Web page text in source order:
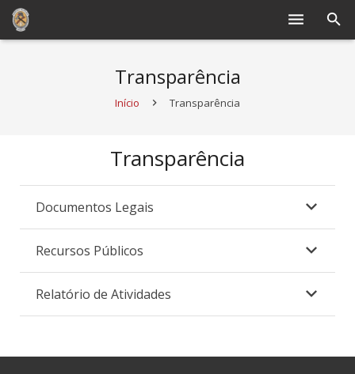
Banda
Doe agora
Seja um Bombeiro voluntário
Transparência
Início Transparência
Transparência
Documentos Legais
Recursos Públicos
Relatório de Atividades